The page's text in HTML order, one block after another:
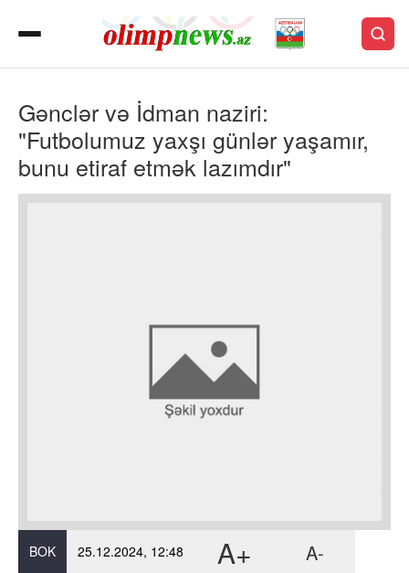
Gənclər və İdman naziri:
"Futbolumuz yaxşı günlər yaşamır,
bunu etiraf etmək lazımdır"
BOK 25.12.2024, 12:48 A+ A-